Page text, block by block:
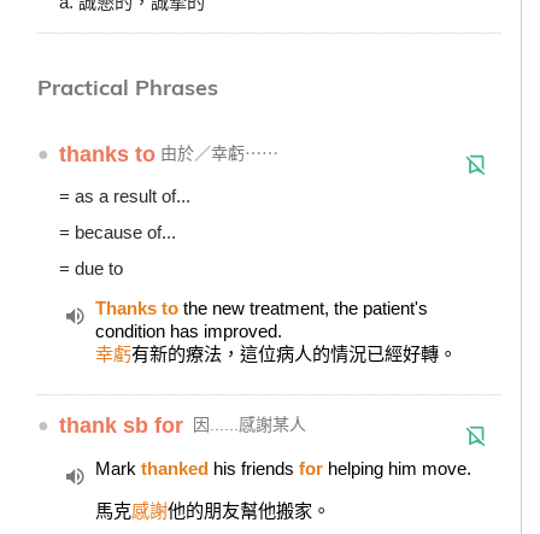
Practical Phrases
● thanks to 由於／幸虧⋯⋯
= as a result of...
= because of...
= due to
Thanks to the new treatment, the patient's
condition has improved.
幸虧有新的療法，這位病人的情況已經好轉。
● thank sb for 因......感謝某人
Mark thanked his friends for helping him move.
馬克感謝他的朋友幫他搬家。